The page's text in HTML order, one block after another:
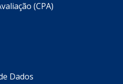
(CPA)
Dados